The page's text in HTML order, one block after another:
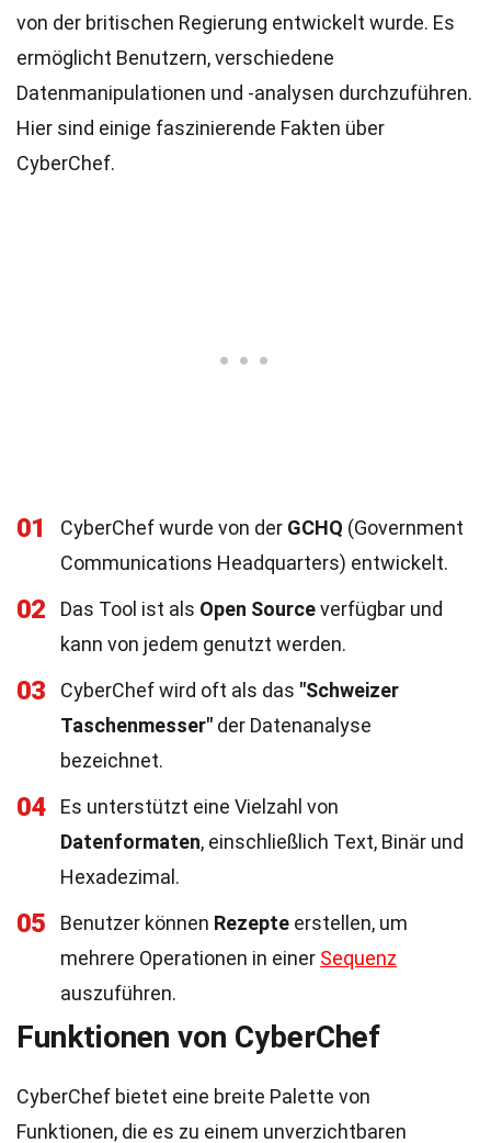
von der britischen Regierung entwickelt wurde. Es
ermöglicht Benutzern, verschiedene
Datenmanipulationen und -analysen durchzuführen.
Hier sind einige faszinierende Fakten über
CyberChef.
01 CyberChef wurde von der GCHQ (Government
Communications Headquarters) entwickelt.
02 Das Tool ist als Open Sourceverfügbar und
kann von jedem genutzt werden.
03 CyberChef wird oft als das "Schweizer
Taschenmesser" der Datenanalyse
bezeichnet.
04
Es unterstützt eine Vielzahl von
Datenformaten, einschließlich Text, Binär und
Hexadezimal.
05 Benutzer können Rezepte erstellen, um
mehrere Operationen in einer Sequenz
auszuführen.
Funktionen von CyberChef
CyberChef bietet eine breite Palette von
Funktionen, die es zu einem unverzichtbaren